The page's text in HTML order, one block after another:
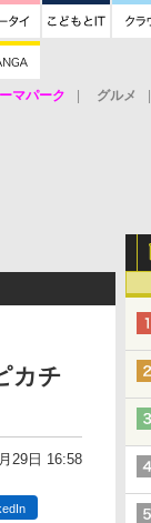
マパーク グルメ
カチ
29日 16:58